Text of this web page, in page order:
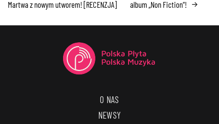
Martwa z nowym utworem! [RECENZJA]
album „Non Fiction”! →
O NAS
NEWSY